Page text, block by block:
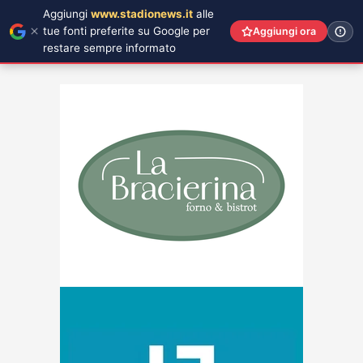
Aggiungi www.stadionews.it alle
tue fonti preferite su Google per
restare sempre informato
Aggiungi ora